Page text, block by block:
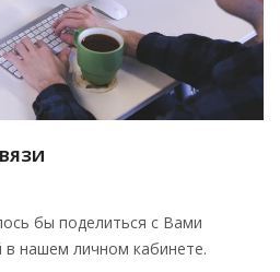
бы поделиться с Вами
в нашем личном кабинете.